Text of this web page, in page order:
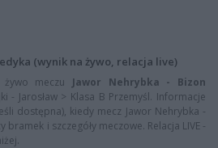
(wynik na żywo, relacja live)
meczu Jawor Nehrybka - Bizon
- Jarosław > Klasa B Przemyśl. Informacje
dostępna), kiedy mecz Jawor Nehrybka -
bramek i szczegóły meczowe. Relacja LIVE -